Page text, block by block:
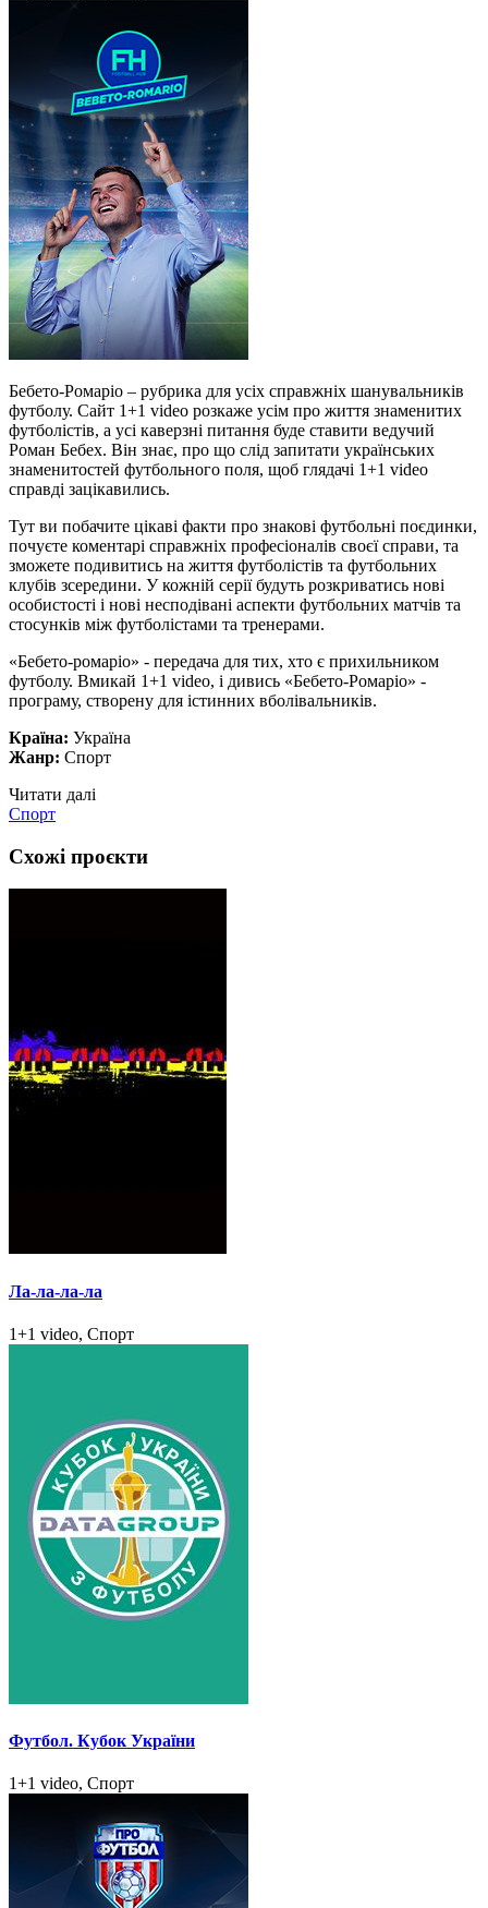
Бебето-Ромаріо – рубрика для усіх справжніх шанувальників
футболу. Сайт 1+1 video розкаже усім про життя знаменитих
футболістів, а усі каверзні питання буде ставити ведучий
Роман Бебех. Він знає, про що слід запитати українських
знаменитостей футбольного поля, щоб глядачі 1+1 video
справді зацікавились.
Тут ви побачите цікаві факти про знакові футбольні поєдинки,
почуєте коментарі справжніх професіоналів своєї справи, та
зможете подивитись на життя футболістів та футбольних
клубів зсередини. У кожній серії будуть розкриватись нові
особистості і нові несподівані аспекти футбольних матчів та
стосунків між футболістами та тренерами.
«Бебето-ромаріо» - передача для тих, хто є прихильником
футболу. Вмикай 1+1 video, і дивись «Бебето-Ромаріо» -
програму, створену для істинних вболівальників.
Країна: Україна
Жанр: Спорт
Читати далі
Спорт
Схожі проєкти
Ла-ла-ла-ла
1+1 video, Спорт
Футбол. Кубок України
1+1 video, Спорт